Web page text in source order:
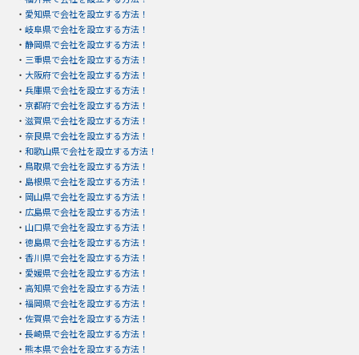
・ 愛知県で会社を設立する方法！
・ 岐阜県で会社を設立する方法！
・ 静岡県で会社を設立する方法！
・ 三重県で会社を設立する方法！
・ 大阪府で会社を設立する方法！
・ 兵庫県で会社を設立する方法！
・ 京都府で会社を設立する方法！
・ 滋賀県で会社を設立する方法！
・ 奈良県で会社を設立する方法！
・ 和歌山県で会社を設立する方法！
・ 鳥取県で会社を設立する方法！
・ 島根県で会社を設立する方法！
・ 岡山県で会社を設立する方法！
・ 広島県で会社を設立する方法！
・ 山口県で会社を設立する方法！
・ 徳島県で会社を設立する方法！
・ 香川県で会社を設立する方法！
・ 愛媛県で会社を設立する方法！
・ 高知県で会社を設立する方法！
・ 福岡県で会社を設立する方法！
・ 佐賀県で会社を設立する方法！
・ 長崎県で会社を設立する方法！
・ 熊本県で会社を設立する方法！